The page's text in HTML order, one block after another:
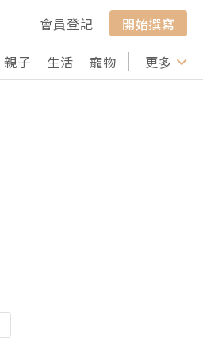
會員登記
開始撰寫
親子 生活 寵物 行山 打卡
更多